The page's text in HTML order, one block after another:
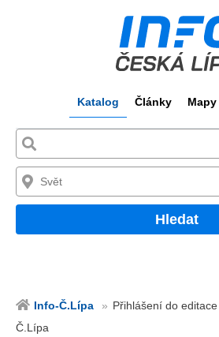
Katalog Články Mapy
Hledat
Info-Č.Lípa
Přihlášení do
Č.Lípa